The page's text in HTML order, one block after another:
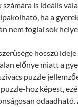
is ideális
ha a
nem foglal sok
hosszú
előnye miatt a
puzzle
hoz képest,